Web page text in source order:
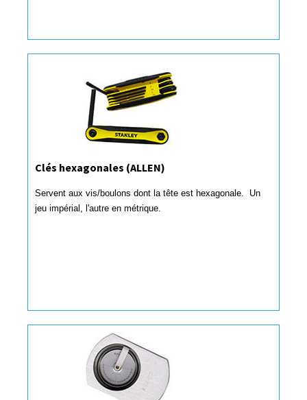
Clés hexagonales (ALLEN)
Servent aux vis/boulons dont la tête est hexagonale. Un
jeu impérial, l'autre en métrique.